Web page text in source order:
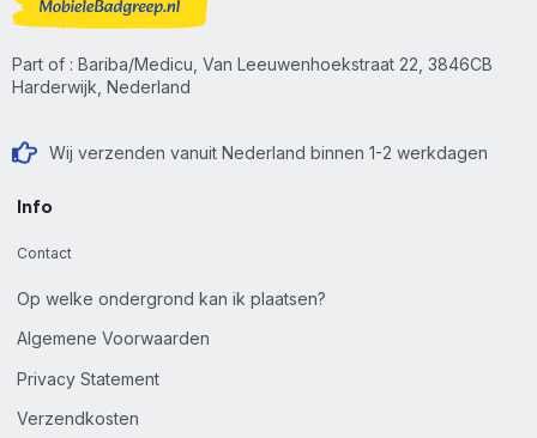
Part of : Bariba/Medicu, Van Leeuwenhoekstraat 22, 3846CB
Harderwijk, Nederland
Wij verzenden vanuit Nederland binnen 1-2 werkdagen
Info
Contact
Op welke ondergrond kan ik plaatsen?
Algemene Voorwaarden
Privacy Statement
Verzendkosten